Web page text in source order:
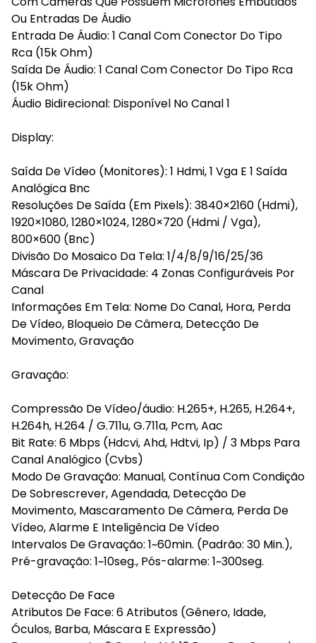
Ou Entradas De Áudio
Entrada De Áudio: 1 Canal Com Conector Do Tipo
Rca (15k Ohm)
Saída De Áudio: 1 Canal Com Conector Do Tipo Rca
(15k Ohm)
Áudio Bidirecional: Disponível No Canal 1
Display:
Saída De Vídeo (Monitores): 1 Hdmi, 1 Vga E 1 Saída
Analógica Bnc
Resoluções De Saída (Em Pixels): 3840×2160 (Hdmi),
1920×1080, 1280×1024, 1280×720 (Hdmi / Vga),
800×600 (Bnc)
Divisão Do Mosaico Da Tela: 1/4/8/9/16/25/36
Máscara De Privacidade: 4 Zonas Configuráveis Por
Canal
Informações Em Tela: Nome Do Canal, Hora, Perda
De Vídeo, Bloqueio De Câmera, Detecção De
Movimento, Gravação
Gravação:
Compressão De Vídeo/áudio: H.265+, H.265, H.264+,
H.264h, H.264 / G.711u, G.711a, Pcm, Aac
Bit Rate: 6 Mbps (Hdcvi, Ahd, Hdtvi, Ip) / 3 Mbps Para
Canal Analógico (Cvbs)
Modo De Gravação: Manual, Contínua Com Condição
De Sobrescrever, Agendada, Detecção De
Movimento, Mascaramento De Câmera, Perda De
Vídeo, Alarme E Inteligência De Vídeo
Intervalos De Gravação: 1~60min. (Padrão: 30 Min.),
Pré-gravação: 1~10seg., Pós-alarme: 1~300seg.
Detecção De Face
Atributos De Face: 6 Atributos (Gênero, Idade,
Óculos, Barba, Máscara E Expressão)